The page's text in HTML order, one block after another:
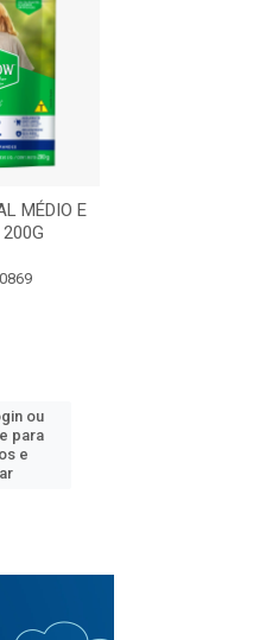
MÉDIO E
ou
para
e